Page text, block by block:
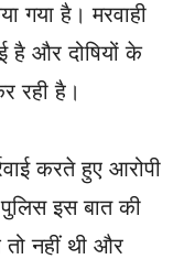
गया है। मरवाही
है और दोषियों के
रही है।
करते हुए आरोपी
इस बात की
नहीं थी और